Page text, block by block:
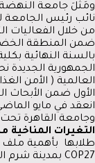
ومَثَلَ جامعة النهضة
نائب رئيس
من خلال الفعاليات
ضمن المنطقة
بالسنة النهائية
الجمهورية الجديدة
العالمية ( الأمن
الأول ضمن الأبحاث
انعقد في مايو
وجامعة القاهرة
التغيرات المناخية مصر
طلابها بأهمية ملف
COP27 بمدينة شرم الشيخ